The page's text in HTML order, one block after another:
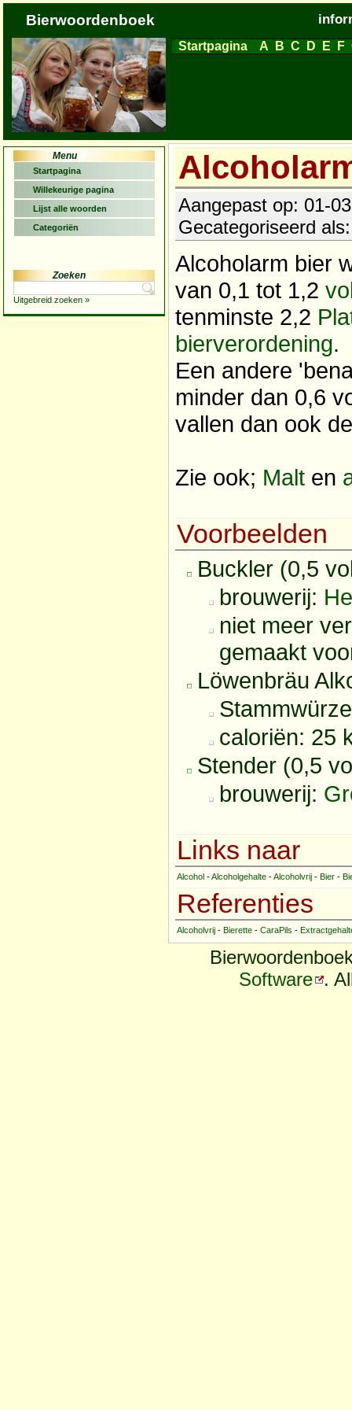
Bierwoordenboek
Startpagina A B C D E F
Menu
Startpagina
Willekeurige pagina
Lijst alle woorden
Categoriën
Zoeken
Uitgebreid zoeken »
Aangepast op: 01-
Gecategoriseerd
Alcoholarm bier
van 0,1 tot 1,2
tenminste 2,2
bierverordening.
Een andere
minder dan 0,6
vallen dan ook
Zie ook; Malt en
Voorbeelden
Buckler (0,5
brouwerij:
niet meer
gemaakt
Löwenbräu
caloriën: 25
Stender (0,5
brouwerij:
Links naar
Alcohol -Alcoholgehalte -Alcoholvrij - Bier -
Referenties
Alcoholvrij - Bierette - CaraPils -
Software .